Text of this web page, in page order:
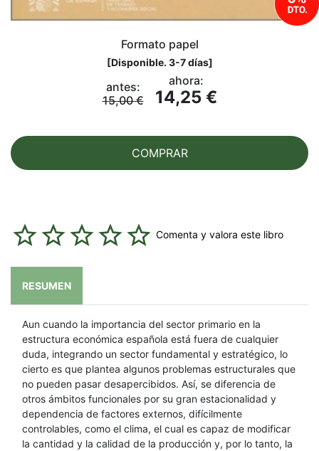
Formato papel
[Disponible. 3-7 días]
antes:
15,00 €
ahora:
14,25 €
COMPRAR
Comenta y valora este libro
RESUMEN
Aun cuando la importancia del sector primario en la
estructura económica española está fuera de cualquier
duda, integrando un sector fundamental y estratégico, lo
cierto es que plantea algunos problemas estructurales que
no pueden pasar desapercibidos. Así, se diferencia de
otros ámbitos funcionales por su gran estacionalidad y
dependencia de factores externos, difícilmente
controlables, como el clima, el cual es capaz de modificar
la cantidad y la calidad de la producción y, por lo tanto, la